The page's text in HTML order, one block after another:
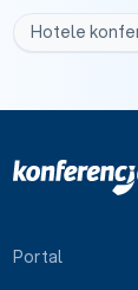
Hotele
Portal